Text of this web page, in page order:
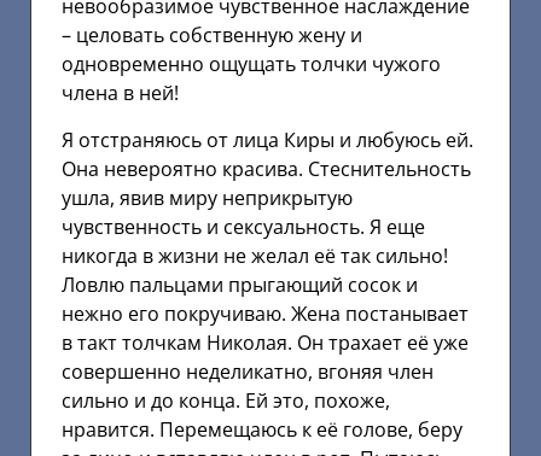
невообразимое чувственное наслаждение
– целовать собственную жену и
одновременно ощущать толчки чужого
члена в ней!
Я отстраняюсь от лица Киры и любуюсь ей.
Она невероятно красива. Стеснительность
ушла, явив миру неприкрытую
чувственность и сексуальность. Я еще
никогда в жизни не желал её так сильно!
Ловлю пальцами прыгающий сосок и
нежно его покручиваю. Жена постанывает
в такт толчкам Николая. Он трахает её уже
совершенно неделикатно, вгоняя член
сильно и до конца. Ей это, похоже,
нравится. Перемещаюсь к её голове, беру